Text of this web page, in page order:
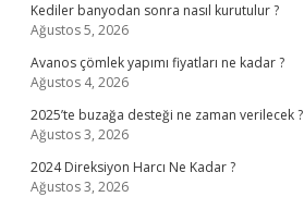
Kediler banyodan sonra nasıl kurutulur ?
Ağustos 5, 2026
Avanos çömlek yapımı fiyatları ne kadar ?
Ağustos 4, 2026
2025’te buzağa desteği ne zaman verilecek ?
Ağustos 3, 2026
2024 Direksiyon Harcı Ne Kadar ?
Ağustos 3, 2026